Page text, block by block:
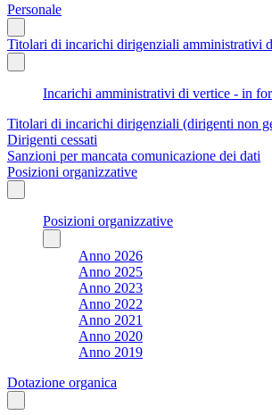
Personale
Titolari di incarichi dirigenziali amministrativi
Incarichi amministrativi di vertice - in
Titolari di incarichi dirigenziali (dirigenti non
Dirigenti cessati
Sanzioni per mancata comunicazione dei dati
Posizioni organizzative
Posizioni organizzative
Anno 2026
Anno 2025
Anno 2023
Anno 2022
Anno 2021
Anno 2020
Anno 2019
Dotazione organica